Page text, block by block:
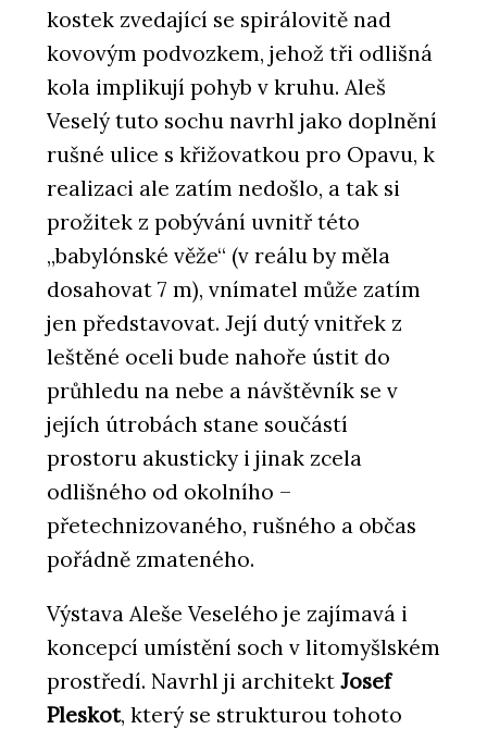
kostek zvedající se spirálovitě nad
kovovým podvozkem, jehož tři odlišná
kola implikují pohyb v kruhu. Aleš
Veselý tuto sochu navrhl jako doplnění
rušné ulice s křižovatkou pro Opavu, k
realizaci ale zatím nedošlo, a tak si
prožitek z pobývání uvnitř této
„babylónské věže“ (v reálu by měla
dosahovat 7 m), vnímatel může zatím
jen představovat. Její dutý vnitřek z
leštěné oceli bude nahoře ústit do
průhledu na nebe a návštěvník se v
jejích útrobách stane součástí
prostoru akusticky i jinak zcela
odlišného od okolního –
přetechnizovaného, rušného a občas
pořádně zmateného.
Výstava Aleše Veselého je zajímavá i
koncepcí umístění soch v litomyšlském
prostředí. Navrhl ji architekt Josef
Pleskot, který se strukturou tohoto